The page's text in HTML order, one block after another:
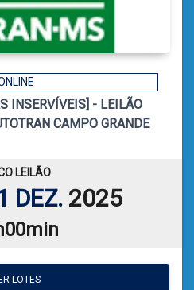
INSERVÍVEIS] - LEILÃO
CAMPO GRANDE
LEILÃO
DEZ.2025
LOTES
CÓDIGO
DE LEILÃO
LOTES